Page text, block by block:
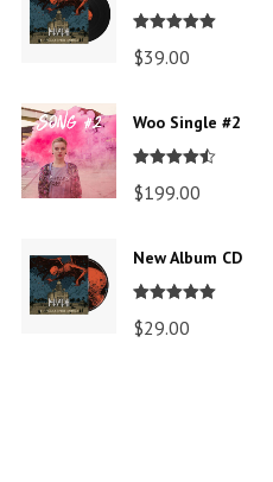
5.00de 5
$39.00
Woo Single #2
en4.50de
$199.00
New Album CD
5.00de 5
$29.00